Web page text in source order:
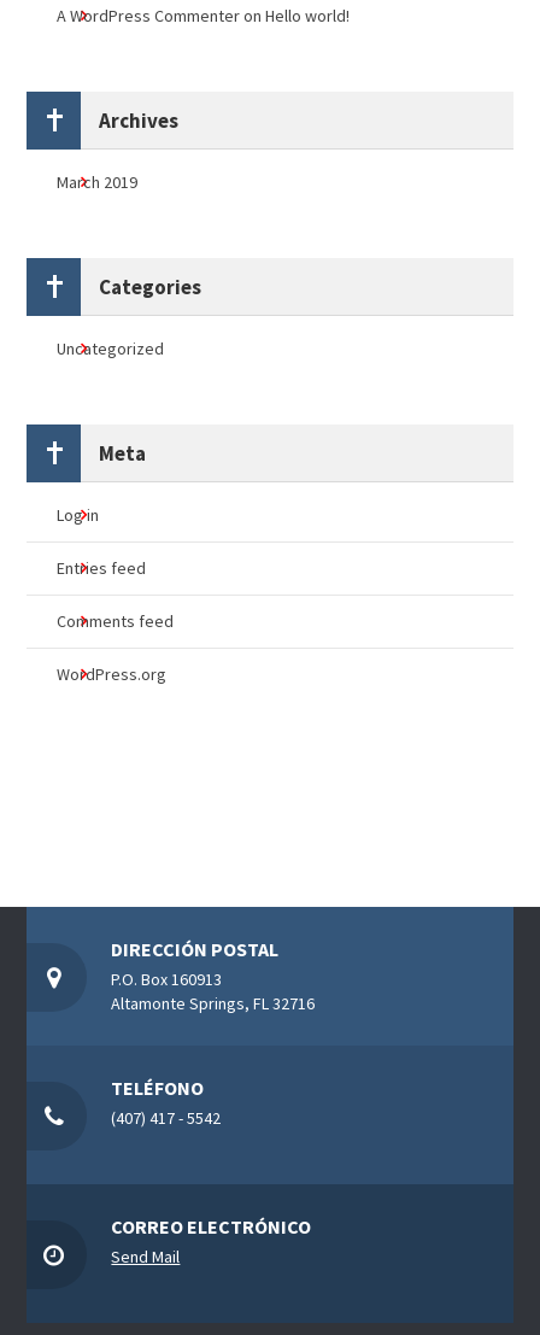
A WordPress CommenteronHello world!
Archives
March 2019
Categories
Uncategorized
Meta
Log in
Entries feed
Comments feed
WordPress.org
DIRECCIÓN POSTAL
P.O. Box 160913
Altamonte Springs, FL 32716
TELÉFONO
(407) 417 - 5542
CORREO ELECTRÓNICO
Send Mail